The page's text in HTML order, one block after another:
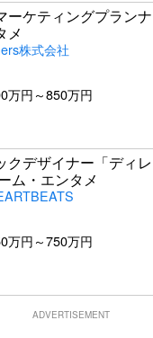
ーケティングプラン
メ
株式会社
万円～850万円
クデザイナー「ディ
ム・エンタメ
万円～750万円
ADVERTISEMENT